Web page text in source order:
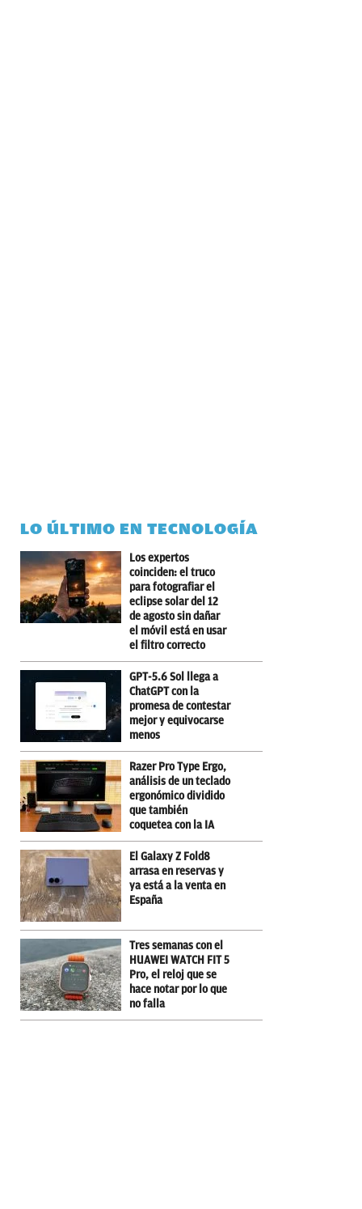
LO ÚLTIMO EN TECNOLOGÍA
Los expertos
coinciden: el truco
para fotografiar el
eclipse solar del 12
de agosto sin dañar
el móvil está en usar
el filtro correcto
GPT-5.6 Sol llega a
ChatGPT con la
promesa de contestar
mejor y equivocarse
menos
Razer Pro Type Ergo,
análisis de un teclado
ergonómico dividido
que también
coquetea con la IA
El Galaxy Z Fold8
arrasa en reservas y
ya está a la venta en
España
Tres semanas con el
HUAWEI WATCH FIT 5
Pro, el reloj que se
hace notar por lo que
no falla